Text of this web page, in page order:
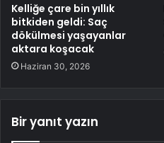
Kelliğe çare bin yıllık
bitkiden geldi: Saç
dökülmesi yaşayanlar
aktara koşacak
Haziran 30, 2026
Bir yanıt yazın